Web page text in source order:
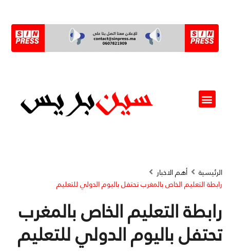
الرئيسية
أهم الاخبار
رابطة التعليم الخاص بالمغرب تحتفل باليوم الدولي للتعليم
رابطة التعليم الخاص بالمغرب
تحتفل باليوم الدولي للتعليم